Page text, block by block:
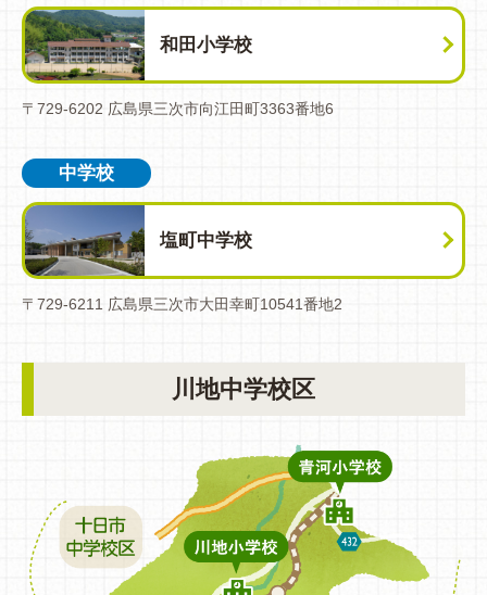
和田小学校
〒729-6202 広島県三次市向江田町3363番地6
中学校
塩町中学校
〒729-6211 広島県三次市大田幸町10541番地2
川地中学校区